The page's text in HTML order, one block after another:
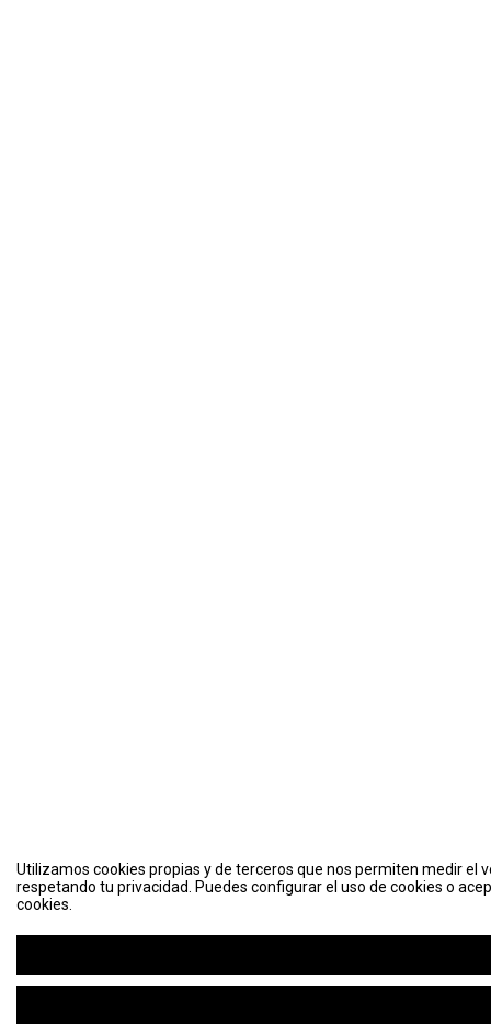
Utilizamos cookies propias y de terceros que nos permiten medir el
respetando tu privacidad. Puedes configurar el uso de cookies o
cookies.